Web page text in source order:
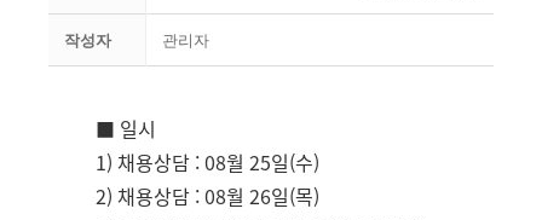
작성자 관리자
■ 일시
1) 채용상담 : 08월 25일(수)
2) 채용상담 : 08월 26일(목)